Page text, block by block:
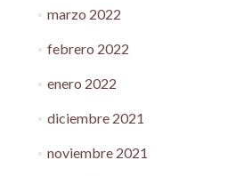
marzo 2022
febrero 2022
enero 2022
diciembre 2021
noviembre 2021